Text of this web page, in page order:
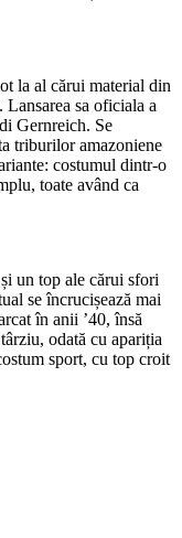
la al cărui material din
sa oficiala a
Gernreich. Se
triburilor amazoniene
costumul dintr-o
toate având ca
un top ale cărui sfori
se încrucișează mai
în anii ’40, însă
odată cu apariția
sport, cu top croit